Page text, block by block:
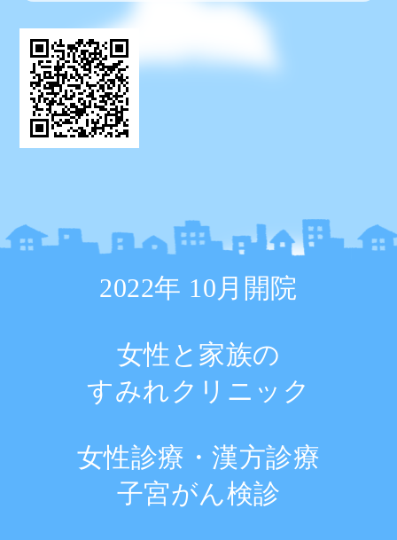
2022年 10月開院
女性と家族の
すみれクリニック
女性診療・漢方診療
子宮がん検診